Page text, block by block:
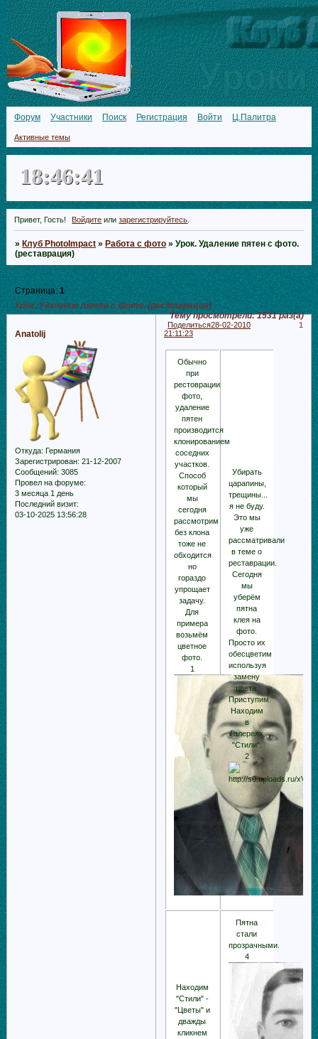
Форум Участники Поиск Регистрация Войти Ц.Палитра
Активные темы
18:46:42
Привет, Гость! Войдите илизарегистрируйтесь
»Клуб PhotoImpact »Работа с фото »Урок. Удаление пятен с фото.
(реставрация)
Урок. Удаление пятен с фото. (реставрация)
Тему просмотрели:1531раз(а)
Страница:1
Поделиться 1
28-02-2010
21:11:23
Anatolij
Откуда: Германия
Зарегистрирован: 21-12-2007
Сообщений: 3085
Провел на форуме:
3 месяца 1 день
Последний визит:
03-10-2025 13:56:28
Обычно
при
рестоврации
фото,
удаление
пятен
производится
клонированием
соседних
участков.
Способ
который
мы
сегодня
рассмотрим
без клона
тоже не
обходится
но
гораздо
упрощает
задачу.
Для
примера
возьмём
цветное
фото.
1
Убирать
царапины,
трещины...
я не буду.
Это мы
уже
рассматривали
в теме о
реставрации.
Сегодня
мы
уберём
пятна
клея на
фото.
Просто их
обесцветим
используя
замену
цвета.
Приступим.
Находим
в
Галереях
"Стили".
2
Находим
"Стили" -
"Цветы" и
дважды
кликнем
Пятна
стали
прозрачными.
4